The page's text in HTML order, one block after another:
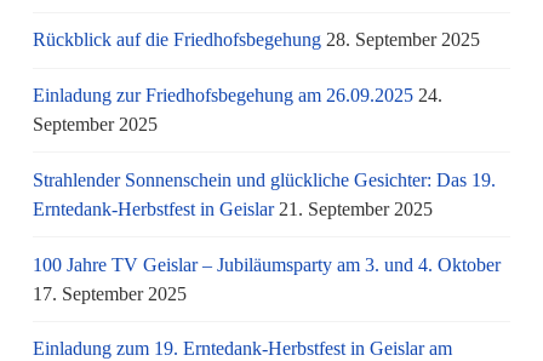
Rückblick auf die Friedhofsbegehung 28. September 2025
Einladung zur Friedhofsbegehung am 26.09.2025 24.
September 2025
Strahlender Sonnenschein und glückliche Gesichter: Das 19.
Erntedank-Herbstfest in Geislar 21. September 2025
100 Jahre TV Geislar – Jubiläumsparty am 3. und 4. Oktober
17. September 2025
Einladung zum 19. Erntedank-Herbstfest in Geislar am